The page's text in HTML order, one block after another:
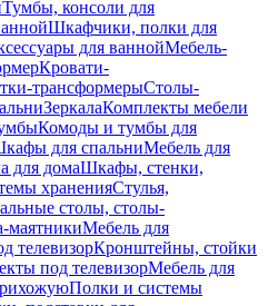
Тумбы, консоли для
Шкафчики, полки для
для ваннойМебель-
Кровати-
трансформерыСтолы-
ЗеркалаКомплекты мебели
Комоды и тумбы для
для спальниМебель для
для домаШкафы, стенки,
храненияСтулья,
столы, столы-
маятникиМебель для
телевизорКронштейны, стойки
под телевизорМебель для
Полки и системы